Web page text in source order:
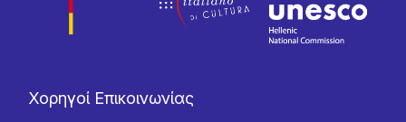
Χορηγοί Επικοινωνίας